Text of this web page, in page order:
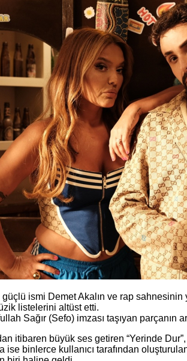
ismi Demet Akalın ve rap sahnesinin
listelerini altüst etti.
Sağır (Sefo) imzası taşıyan parçanın
itibaren büyük ses getiren “Yerinde
ise binlerce kullanıcı tarafından